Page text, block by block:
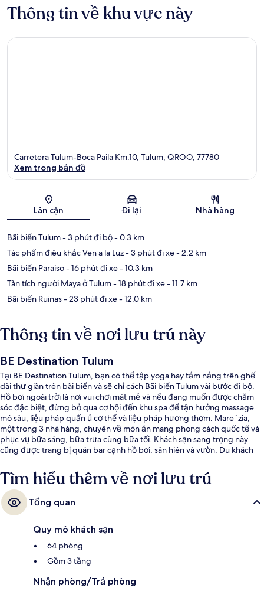
Thông tin về khu vực này
Bản đồ
Carretera Tulum-Boca Paila Km.10, Tulum, QROO, 77780
Xem trong bản đồ
Lân cận Đi lại Nhà hàng
Bãi biển Tulum- 3 phút đi bộ- 0.3 km
Tác phẩm điêu khắc Ven a la Luz- 3 phút đi xe- 2.2 km
Bãi biển Paraiso- 16 phút đi xe- 10.3 km
Tàn tích người Maya ở Tulum- 18 phút đi xe- 11.7 km
Bãi biển Ruinas- 23 phút đi xe- 12.0 km
Thông tin về nơi lưu trú này
BE Destination Tulum
Tại BE Destination Tulum, bạn có thể tập yoga hay tắm nắng trên ghế
dài thư giãn trên bãi biển và sẽ chỉ cách Bãi biển Tulum vài bước đi bộ.
Hồ bơi ngoài trời là nơi vui chơi mát mẻ và nếu đang muốn được chăm
sóc đặc biệt, đừng bỏ qua cơ hội đến khu spa để tận hưởng massage
mô sâu, liệu pháp quấn ủ cơ thể và liệu pháp hương thơm. Mare´zia,
một trong 3 nhà hàng, chuyên về món ăn mang phong cách quốc tế và
phục vụ bữa sáng, bữa trưa cùng bữa tối. Khách sạn sang trọng này
cũng được trang bị quán bar cạnh hồ bơi, sân hiên và vườn. Du khách
Tìm hiểu thêm về nơi lưu trú
Tổng quan
Quy mô khách sạn
64 phòng
Gồm 3 tầng
Nhận phòng/Trả phòng